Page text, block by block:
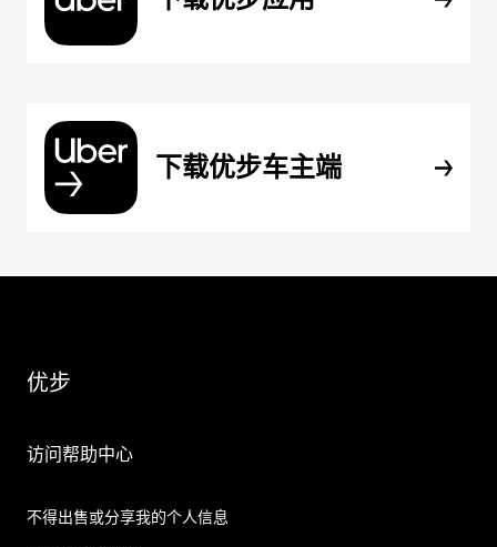
下载优步车主端
优步
访问帮助中心
不得出售或分享我的个人信息